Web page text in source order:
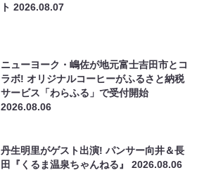
ト2026.08.07
ニューヨーク・嶋佐が地元富士吉田市とコ
ラボ! オリジナルコーヒーがふるさと納税
サービス「わらふる」で受付開始
2026.08.06
丹生明里がゲスト出演! パンサー向井＆長
田『くるま温泉ちゃんねる』2026.08.06